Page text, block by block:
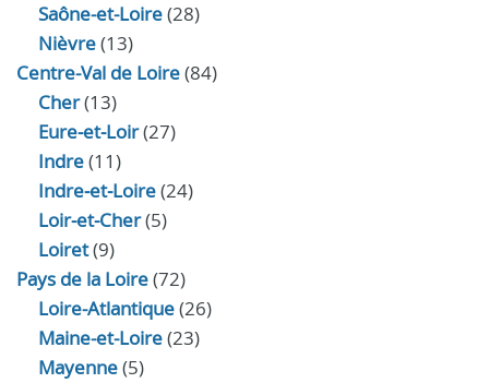
Saône-et-Loire(28)
Nièvre(13)
Centre-Val de Loire(84)
Cher(13)
Eure‑et‑Loir(27)
Indre(11)
Indre‑et‑Loire(24)
Loir‑et‑Cher(5)
Loiret(9)
Pays de la Loire(72)
Loire-Atlantique(26)
Maine-et-Loire(23)
Mayenne(5)